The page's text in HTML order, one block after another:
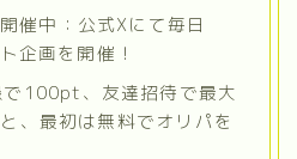
催中：公式Xにて毎日
企画を開催！
で100pt、友達招待で最大
、最初は無料でオリパを
てヤバい！
別プレゼント実施中！